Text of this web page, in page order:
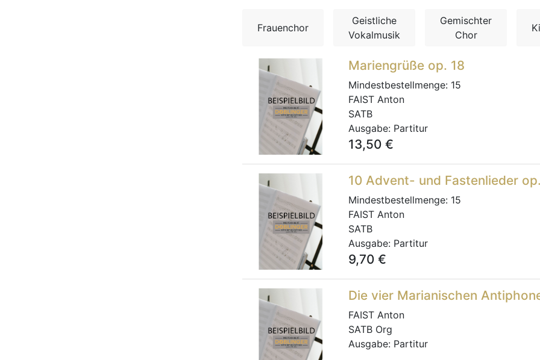
Frauenchor
Geistliche
Vokalmusik
Gemischter
Chor
Mariengrüße op. 18
Mindestbestellmenge: 15
FAIST Anton
SATB
Ausgabe: Partitur
13,50 €
10 Advent- und Fastenlieder
Mindestbestellmenge: 15
FAIST Anton
SATB
Ausgabe: Partitur
9,70 €
Die vier Marianischen
FAIST Anton
SATB Org
Ausgabe: Partitur